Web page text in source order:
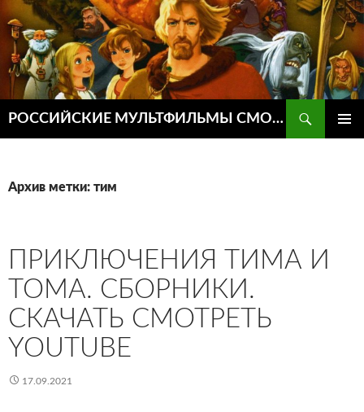
РОССИЙСКИЕ МУЛЬТФИЛЬМЫ СМОТРЕТЬ ОНЛАЙН
Архив метки: тим
ПРИКЛЮЧЕНИЯ ТИМА И
ТОМА. СБОРНИКИ.
СКАЧАТЬ СМОТРЕТЬ
YOUTUBE
17.09.2021